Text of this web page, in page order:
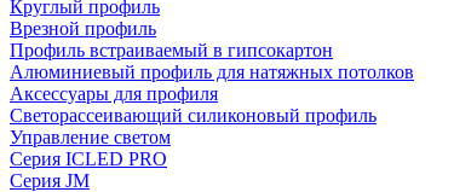
Круглый профиль
Врезной профиль
Профиль встраиваемый в гипсокартон
Алюминиевый профиль для натяжных потолков
Аксессуары для профиля
Светорассеивающий силиконовый профиль
Управление светом
Серия ICLED PRO
Серия JM